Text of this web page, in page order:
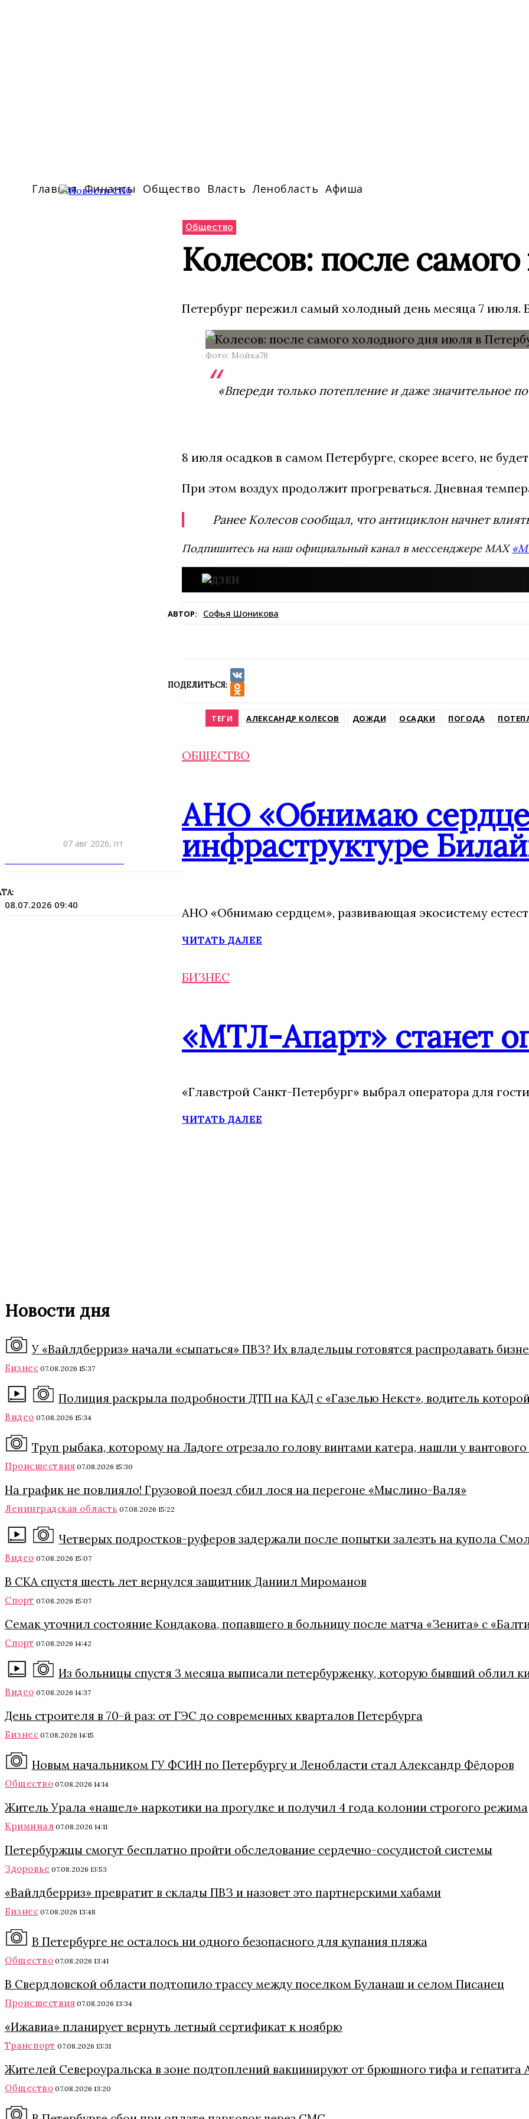
Главная Финансы Общество Власть Ленобласть Афиша
07 авг 2026, пт
08.07.2026 09:40
Общество
Колесов: после
Петербург пережил самый холодный день месяца 7 июля.
Фото: Мойка78
«Впереди только потепление и даже значительное
8 июля осадков в самом Петербурге, скорее всего, не
При этом воздух продолжит прогреваться. Дневная
Ранее Колесов сообщал, что антициклон начнет
Подпишитесь на наш официальный канал в мессенджере MAX
АВТОР: Софья Шоникова
ПОДЕЛИТЬСЯ:
VK
ТЕГИ АЛЕКСАНДР КОЛЕСОВ ДОЖДИ ОСАДКИ ПОГОДА
ОБЩЕСТВО
АНО «Обнимаю
инфраструктуре
АНО «Обнимаю сердцем», развивающая экосистему
ЧИТАТЬ ДАЛЕЕ
БИЗНЕС
«МТЛ-Апарт» станет
«Главстрой Санкт-Петербург» выбрал оператора для
ЧИТАТЬ ДАЛЕЕ
Новости дня
У «Вайлдберриз» начали «сыпаться» ПВЗ? Их владельцы готовятся распродавать
Бизнес 07.08.2026 15:37
Полиция раскрыла подробности ДТП на КАД с «Газелью Некст», водитель
Видео 07.08.2026 15:34
Труп рыбака, которому на Ладоге отрезало голову винтами катера, нашли у
Происшествия 07.08.2026 15:30
На график не повлияло! Грузовой поезд сбил лося на перегоне «Мыслино-Валя»
Ленинградская область 07.08.2026 15:22
Четверых подростков-руферов задержали после попытки залезть на купола
Видео 07.08.2026 15:07
В СКА спустя шесть лет вернулся защитник Даниил Мироманов
Спорт 07.08.2026 15:07
Семак уточнил состояние Кондакова, попавшего в больницу после матча «Зенита» с
Спорт 07.08.2026 14:42
Из больницы спустя 3 месяца выписали петербурженку, которую бывший облил
Видео 07.08.2026 14:37
День строителя в 70-й раз: от ГЭС до современных кварталов Петербурга
Бизнес 07.08.2026 14:15
Новым начальником ГУ ФСИН по Петербургу и Ленобласти стал Александр Фёдоров
Общество 07.08.2026 14:14
Житель Урала «нашел» наркотики на прогулке и получил 4 года колонии строгого режима
Криминал 07.08.2026 14:11
Петербуржцы смогут бесплатно пройти обследование сердечно-сосудистой системы
Здоровье 07.08.2026 13:53
«Вайлдберриз» превратит в склады ПВЗ и назовет это партнерскими хабами
Бизнес 07.08.2026 13:48
В Петербурге не осталось ни одного безопасного для купания пляжа
Общество 07.08.2026 13:41
В Свердловской области подтопило трассу между поселком Буланаш и селом Писанец
Происшествия 07.08.2026 13:34
«Ижавиа» планирует вернуть летный сертификат к ноябрю
Транспорт 07.08.2026 13:31
Жителей Североуральска в зоне подтоплений вакцинируют от брюшного тифа и гепатита
Общество 07.08.2026 13:20